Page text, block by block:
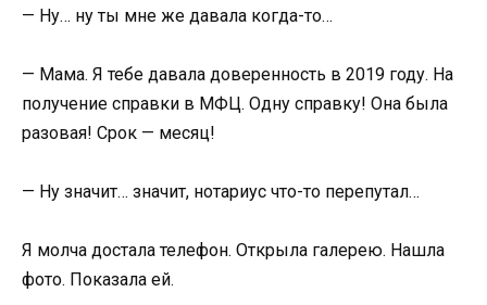
— Ну… ну ты мне же давала когда-то…
— Мама. Я тебе давала доверенность в 2019 году. На
получение справки в МФЦ. Одну справку! Она была
разовая! Срок — месяц!
— Ну значит… значит, нотариус что-то перепутал…
Я молча достала телефон. Открыла галерею. Нашла
фото. Показала ей.